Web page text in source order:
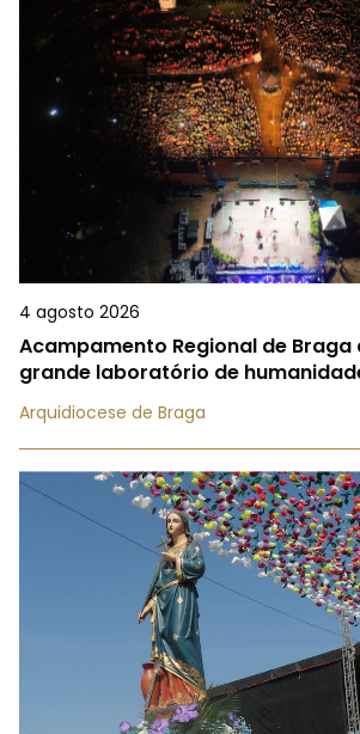
4 agosto 2026
Acampamento Regional de Braga
grande laboratório de
Arquidiocese de Braga